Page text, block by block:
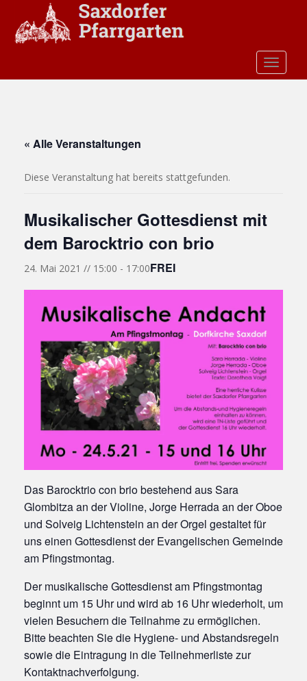
« Alle Veranstaltungen
Diese Veranstaltung hat bereits stattgefunden.
Musikalischer Gottesdienst mit
dem Barocktrio con brio
24. Mai 2021 // 15:00 - 17:00FREI
Das Barocktrio con brio bestehend aus Sara
Glombitza an der Violine, Jorge Herrada an der Oboe
und Solveig Lichtenstein an der Orgel gestaltet für
uns einen Gottesdienst der Evangelischen Gemeinde
am Pfingstmontag.
Der musikalische Gottesdienst am Pfingstmontag
beginnt um 15 Uhr und wird ab 16 Uhr wiederholt, um
vielen Besuchern die Teilnahme zu ermöglichen.
Bitte beachten Sie die Hygiene- und Abstandsregeln
sowie die Eintragung in die Teilnehmerliste zur
Kontaktnachverfolgung.